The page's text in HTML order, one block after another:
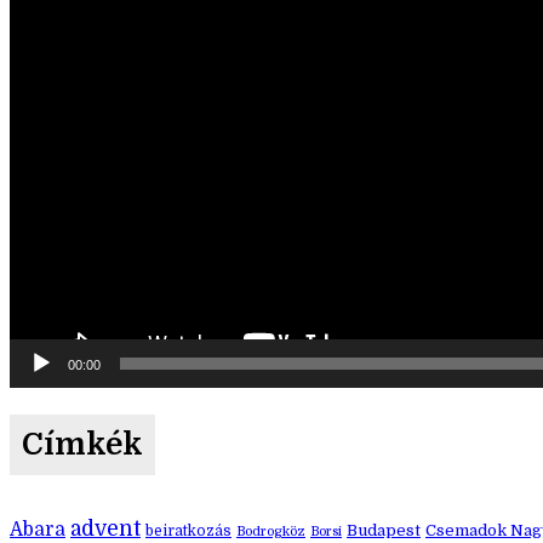
00:00
Címkék
Abara advent beiratkozás Bodrogköz Borsi Budapest Csemadok